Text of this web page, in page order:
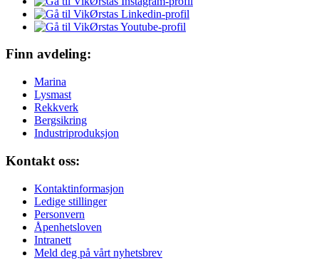
Finn avdeling:
Marina
Lysmast
Rekkverk
Bergsikring
Industriproduksjon
Kontakt oss:
Kontaktinformasjon
Ledige stillinger
Personvern
Åpenhetsloven
Intranett
Meld deg på vårt nyhetsbrev